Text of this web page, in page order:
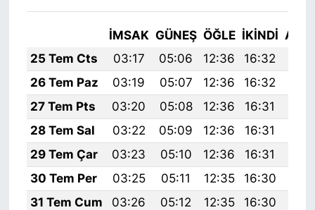
İMSAK GÜNEŞ ÖĞLE İKINDI
25 Tem Cts
03:17 05:06 12:36 16:32
26 Tem Paz
03:19 05:07 12:36 16:32
27 Tem Pts
03:20 05:08 12:36 16:31
28 Tem Sal
03:22 05:09 12:36 16:31
29 Tem Çar
03:23 05:10 12:36 16:31
30 Tem Per
03:25 05:11 12:35 16:30
31 Tem Cum
03:26 05:12 12:35 16:30